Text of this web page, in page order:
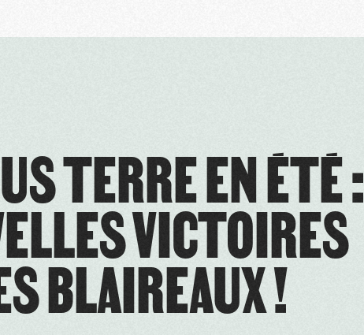
TERRE EN ÉTÉ :
VICTOIRES
BLAIREAUX !